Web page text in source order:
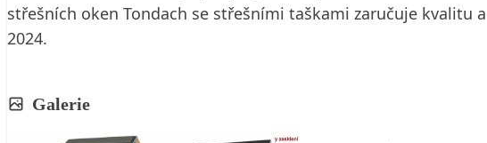
střešních oken Tondach se střešními taškami zaručuje
2024.
Galerie